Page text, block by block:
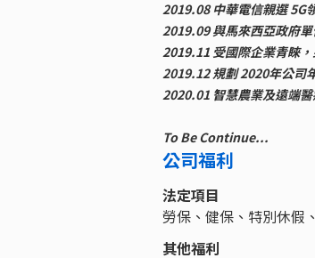
2019.08 中華電信親選 5G
2019.09 與馬來西亞政府
2019.11 受國際企業青睞
2019.12 規劃 2020年公司
2020.01 智慧農業及遠端
To Be Continue...
公司福利
法定項目
勞保、健保、特別休假
其他福利